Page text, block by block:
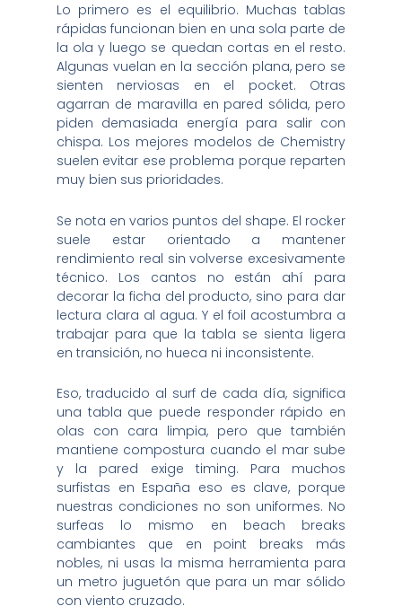
Lo primero es el equilibrio. Muchas tablas
rápidas funcionan bien en una sola parte de
la ola y luego se quedan cortas en el resto.
Algunas vuelan en la sección plana, pero se
sienten nerviosas en el pocket. Otras
agarran de maravilla en pared sólida, pero
piden demasiada energía para salir con
chispa. Los mejores modelos de Chemistry
suelen evitar ese problema porque reparten
muy bien sus prioridades.
Se nota en varios puntos del shape. El rocker
suele estar orientado a mantener
rendimiento real sin volverse excesivamente
técnico. Los cantos no están ahí para
decorar la ficha del producto, sino para dar
lectura clara al agua. Y el foil acostumbra a
trabajar para que la tabla se sienta ligera
en transición, no hueca ni inconsistente.
Eso, traducido al surf de cada día, significa
una tabla que puede responder rápido en
olas con cara limpia, pero que también
mantiene compostura cuando el mar sube
y la pared exige timing. Para muchos
surfistas en España eso es clave, porque
nuestras condiciones no son uniformes. No
surfeas lo mismo en beach breaks
cambiantes que en point breaks más
nobles, ni usas la misma herramienta para
un metro juguetón que para un mar sólido
con viento cruzado.